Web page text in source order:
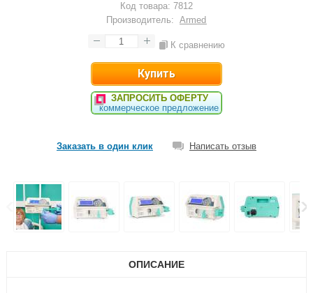
Код товара: 7812
Производитель:
Armed
К сравнению
ЗАПРОСИТЬ ОФЕРТУ
коммерческое предложение
Заказать в один клик Написать отзыв
ОПИСАНИЕ